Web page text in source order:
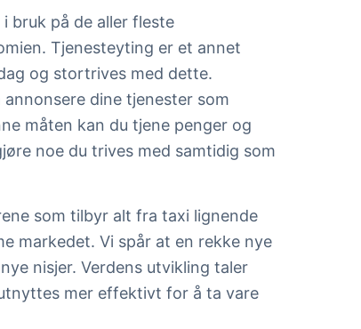
bruk på de aller fleste
Tjenesteyting er et annet
og stortrives med dette.
dine tjenester som
måten kan du tjene penger og
noe du trives med samtidig som
som tilbyr alt fra taxi lignende
markedet. Vi spår at en rekke nye
nisjer. Verdens utvikling taler
mer effektivt for å ta vare